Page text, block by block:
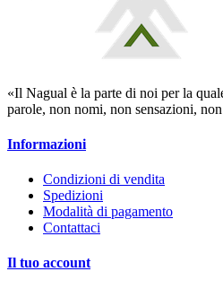
«Il Nagual è la parte di noi per la
parole, non nomi, non sensazioni,
Informazioni
Condizioni di vendita
Spedizioni
Modalità di pagamento
Contattaci
Il tuo account